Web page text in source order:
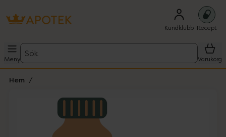
Kundklubb Recept
Meny
Sök
Varukorg
Hem
Lista: . Innehåller 1 objekt.